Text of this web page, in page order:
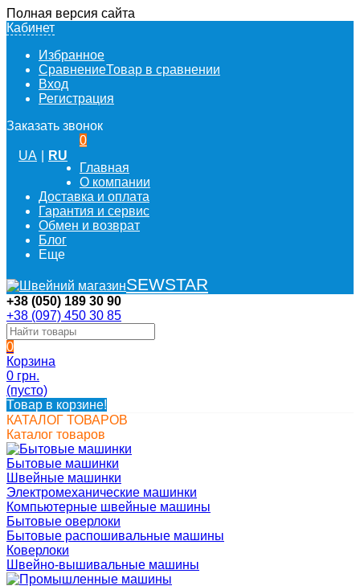
Полная версия сайта
Кабинет
Избранное
СравнениеТовар в сравнении
Вход
Регистрация
Заказать звонок
UA RU
0
Главная
О компании
Доставка и оплата
Гарантия и сервис
Обмен и возврат
Блог
Еще
SEWSTAR
+38 (050) 189 30 90
+38 (097) 450 30 85
0
Корзина
0 грн.
(пусто)
Товар в корзине!
КАТАЛОГ ТОВАРОВ
Каталог товаров
Бытовые машинки
Швейные машинки
Электромеханические машинки
Компьютерные швейные машины
Бытовые оверлоки
Бытовые распошивальные машины
Коверлоки
Швейно-вышивальные машины